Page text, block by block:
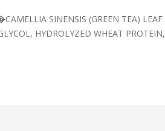
SINENSIS (GREEN TEA) LEAF
HYDROLYZED WHEAT PROTEIN,